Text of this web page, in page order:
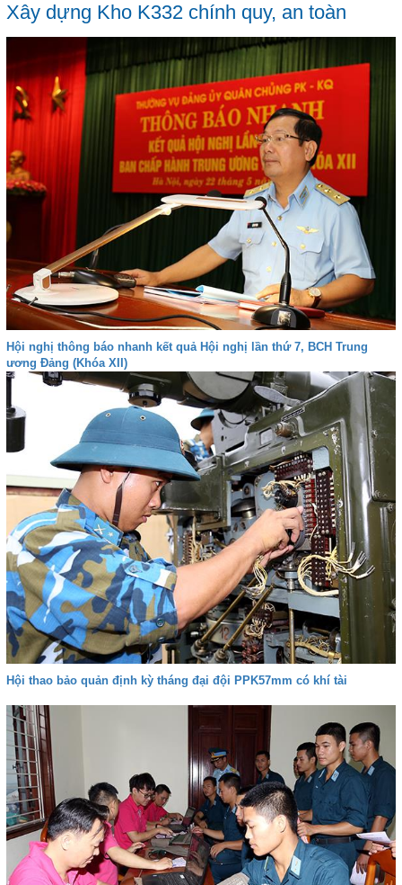
Xây dựng Kho K332 chính quy, an toàn
Hội nghị thông báo nhanh kết quả Hội nghị lần thứ 7, BCH Trung
ương Đảng (Khóa XII)
Hội thao bảo quản định kỳ tháng đại đội PPK57mm có khí tài